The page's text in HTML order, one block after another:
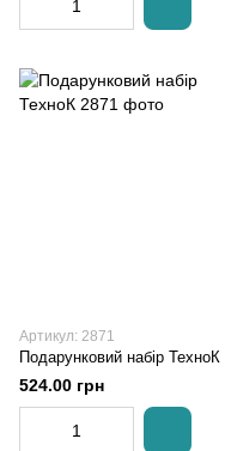
Артикул: 2871
Подарунковий набір ТехноК
524.00 грн